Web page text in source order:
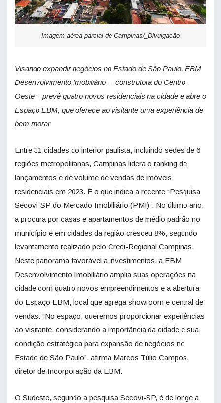
Imagem aérea parcial de Campinas/_Divulgação
Visando expandir negócios no Estado de São Paulo, EBM
Desenvolvimento Imobiliário – construtora do Centro-
Oeste – prevê quatro novos residenciais na cidade e abre o
Espaço EBM, que oferece ao visitante uma experiência de
bem morar
Entre 31 cidades do interior paulista, incluindo sedes de 6
regiões metropolitanas, Campinas lidera o ranking de
lançamentos e de volume de vendas de imóveis
residenciais em 2023. É o que indica a recente “Pesquisa
Secovi-SP do Mercado Imobiliário (PMI)”. No último ano,
a procura por casas e apartamentos de médio padrão no
município e em cidades da região cresceu 8%, segundo
levantamento realizado pelo Creci-Regional Campinas.
Neste panorama favorável a investimentos, a EBM
Desenvolvimento Imobiliário amplia suas operações na
cidade com quatro novos empreendimentos e a abertura
do Espaço EBM, local que agrega showroom e central de
vendas. “No espaço, queremos proporcionar experiências
ao visitante, considerando a importância da cidade e sua
condição estratégica para expansão de negócios no
Estado de São Paulo”, afirma Marcos Túlio Campos,
diretor de Incorporação da EBM.
O Sudeste, segundo a pesquisa Secovi-SP, é de longe a